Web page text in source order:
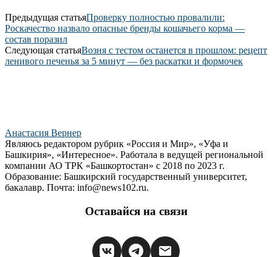
Предыдущая статьяПроверку полностью провалили:
Роскачество назвало опасные бренды кошачьего корма —
состав поразил
Следующая статьяВозня с тестом останется в прошлом: рецепт
ленивого печенья за 5 минут — без раскатки и формочек
Анастасия Вернер
Являюсь редактором рубрик «Россия и Мир», «Уфа и
Башкирия», «Интересное». Работала в ведущей региональной
компании АО ТРК «Башкортостан» с 2018 по 2023 г.
Образование: Башкирский государственный университет,
бакалавр. Почта: info@news102.ru.
Оставайся на связи